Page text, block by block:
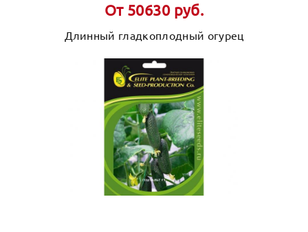
От 50630 руб.
Длинный гладкоплодный огурец